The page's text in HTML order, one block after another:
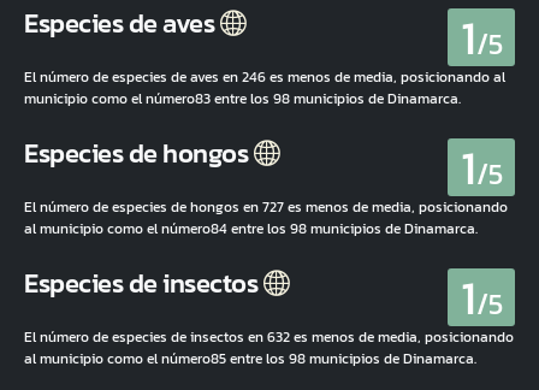
Especies de aves 1/5
El número de especies de aves en 246 es menos de media, posicionando al
municipio como el número83 entre los 98 municipios de Dinamarca.
Especies de hongos 1/5
El número de especies de hongos en 727 es menos de media, posicionando
al municipio como el número84 entre los 98 municipios de Dinamarca.
Especies de insectos 1/5
El número de especies de insectos en 632 es menos de media, posicionando
al municipio como el número85 entre los 98 municipios de Dinamarca.